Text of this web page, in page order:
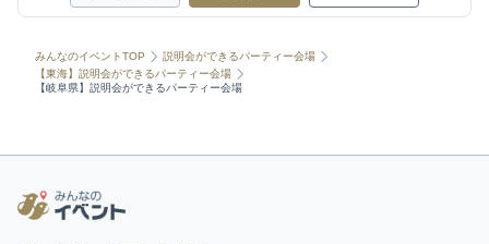
みんなのイベントTOP
説明会ができるパーティー会場
【東海】説明会ができるパーティー会場
【岐阜県】説明会ができるパーティー会場